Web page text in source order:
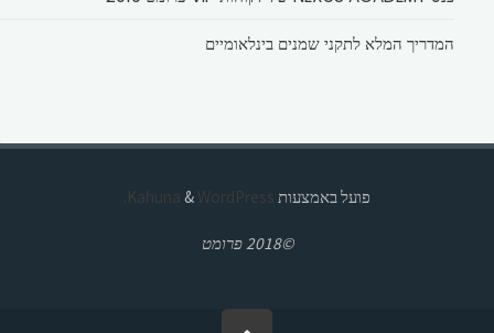
המדריך המלא לתקני שמנים בינלאומיים
פועל באמצעות & WordPress.
©2018 פרומט